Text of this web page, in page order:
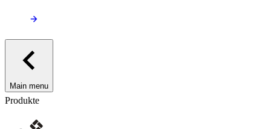
Main menu
Produkte